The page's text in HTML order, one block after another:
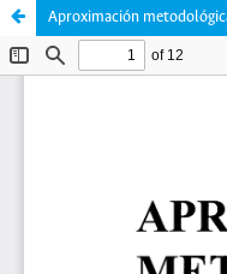
Aproximación